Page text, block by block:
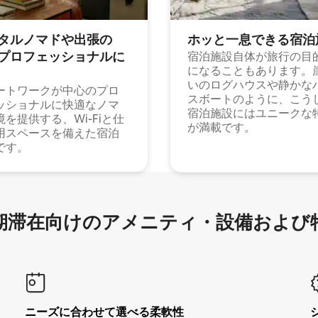
ルノマドや出⁠張⁠の
ロ⁠フ⁠ェ⁠ッ⁠シ⁠ョ⁠ナ⁠ル⁠に
トワークが中心のプロ
ショナルに快適なノマ
を提供する、Wi-Fiと仕
スペースを備えた宿泊
。
ホッと一⁠息⁠で⁠き⁠る宿⁠
宿泊施設自体が旅行の目
になることもあります。
いのログハウスや静かな
スボートのように、こう
宿泊施設にはユニークな
が満載です。
滞在向け⁠のア⁠メ⁠ニ⁠テ⁠ィ⁠・設⁠備⁠および
ニーズに合わせて選べる柔軟性